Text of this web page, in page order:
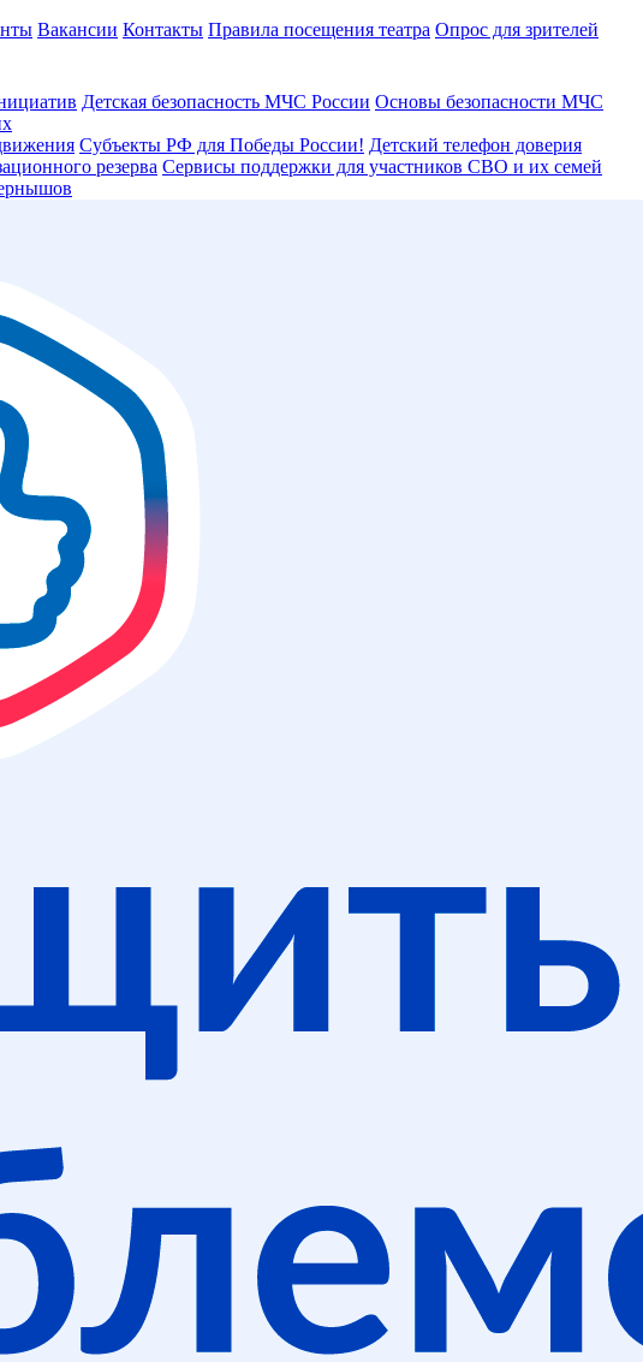
Вакансии Контакты Правила посещения театра Опрос для зрителей
Детская безопасность МЧС России Основы безопасности МЧС
Субъекты РФ для Победы России! Детский телефон доверия
резерва Сервисы поддержки для участников СВО и их семей